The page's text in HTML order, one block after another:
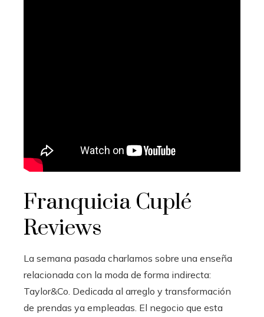
Franquicia Cuplé
Reviews
La semana pasada charlamos sobre una enseña
relacionada con la moda de forma indirecta:
Taylor&Co. Dedicada al arreglo y transformación
de prendas ya empleadas. El negocio que esta